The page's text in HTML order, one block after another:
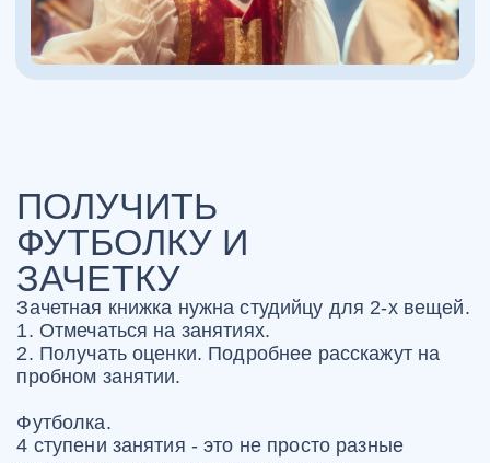
эстетических чувств
Разовьет коммуникабельность,
фантазию, внимание и
воображение
Детская театральная школа
обучит актерской технике